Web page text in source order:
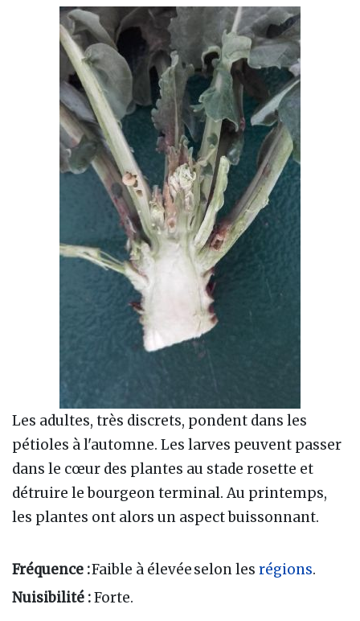
Les adultes, très discrets, pondent dans les
pétioles à l'automne. Les larves peuvent passer
dans le cœur des plantes au stade rosette et
détruire le bourgeon terminal. Au printemps,
les plantes ont alors un aspect buissonnant.
Fréquence :Faible à élevée selon les régions.
Nuisibilité :Forte.